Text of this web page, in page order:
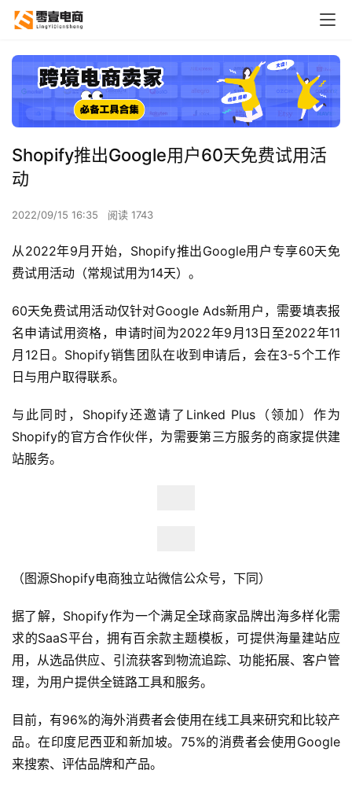
Shopify推出Google用户60天免费试用活
动
2022/09/15 16:35 阅读 1743
从2022年9月开始，Shopify推出Google用户专享60天免
费试用活动（常规试用为14天）。
60天免费试用活动仅针对Google Ads新用户，需要填表报
名申请试用资格，申请时间为2022年9月13日至2022年11
月12日。Shopify销售团队在收到申请后，会在3-5个工作
日与用户取得联系。
与此同时，Shopify还邀请了Linked Plus（领加）作为
Shopify的官方合作伙伴，为需要第三方服务的商家提供建
站服务。
（图源Shopify电商独立站微信公众号，下同）
据了解，Shopify作为一个满足全球商家品牌出海多样化需
求的SaaS平台，拥有百余款主题模板，可提供海量建站应
用，从选品供应、引流获客到物流追踪、功能拓展、客户管
理，为用户提供全链路工具和服务。
目前，有96%的海外消费者会使用在线工具来研究和比较产
品。在印度尼西亚和新加坡。75%的消费者会使用Google
来搜索、评估品牌和产品。